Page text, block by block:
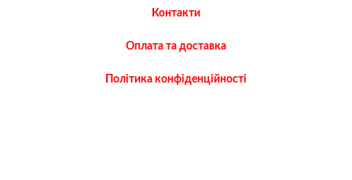
Контакти
Оплата та доставка
Політика конфіденційності